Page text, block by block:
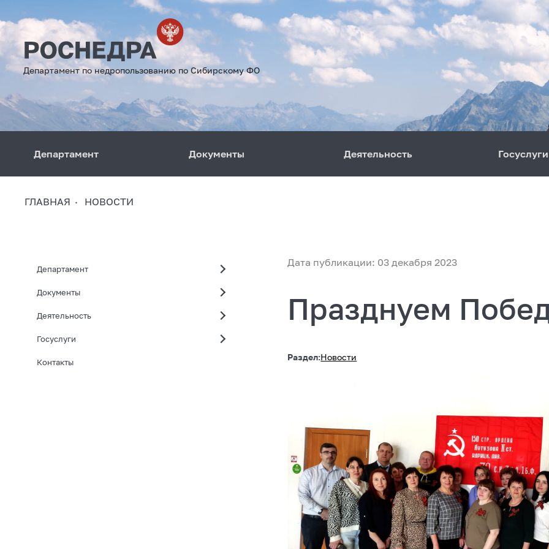
Департамент по недропользованию по Сибирскому ФО
Департамент Документы Деятельность Госуслуги
ГЛАВНАЯ НОВОСТИ
Департамент
Документы
Деятельность
Госуслуги
Контакты
Дата публикации: 03 декабря 2023
Празднуем
Раздел:Новости